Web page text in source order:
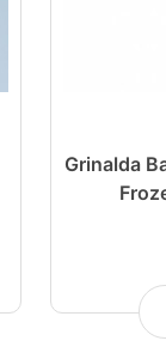
Grinalda